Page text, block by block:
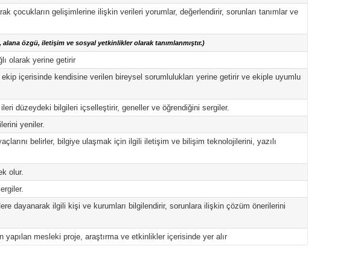
çocukların gelişimlerine ilişkin verileri yorumlar, değerlendirir, sorunları tanımlar ve
özgü, iletişim ve sosyal yetkinlikler olarak tanımlanmıştır.)
olarak yerine getirir
içerisinde kendisine verilen bireysel sorumlulukları yerine getirir ve ekiple uyumlu
düzeydeki bilgileri içselleştirir, geneller ve öğrendiğini sergiler.
yeniler.
belirler, bilgiye ulaşmak için ilgili iletişim ve bilişim teknolojilerini, yazılı
olur.
dayanarak ilgili kişi ve kurumları bilgilendirir, sorunlara ilişkin çözüm önerilerini
mesleki proje, araştırma ve etkinlikler içerisinde yer alır